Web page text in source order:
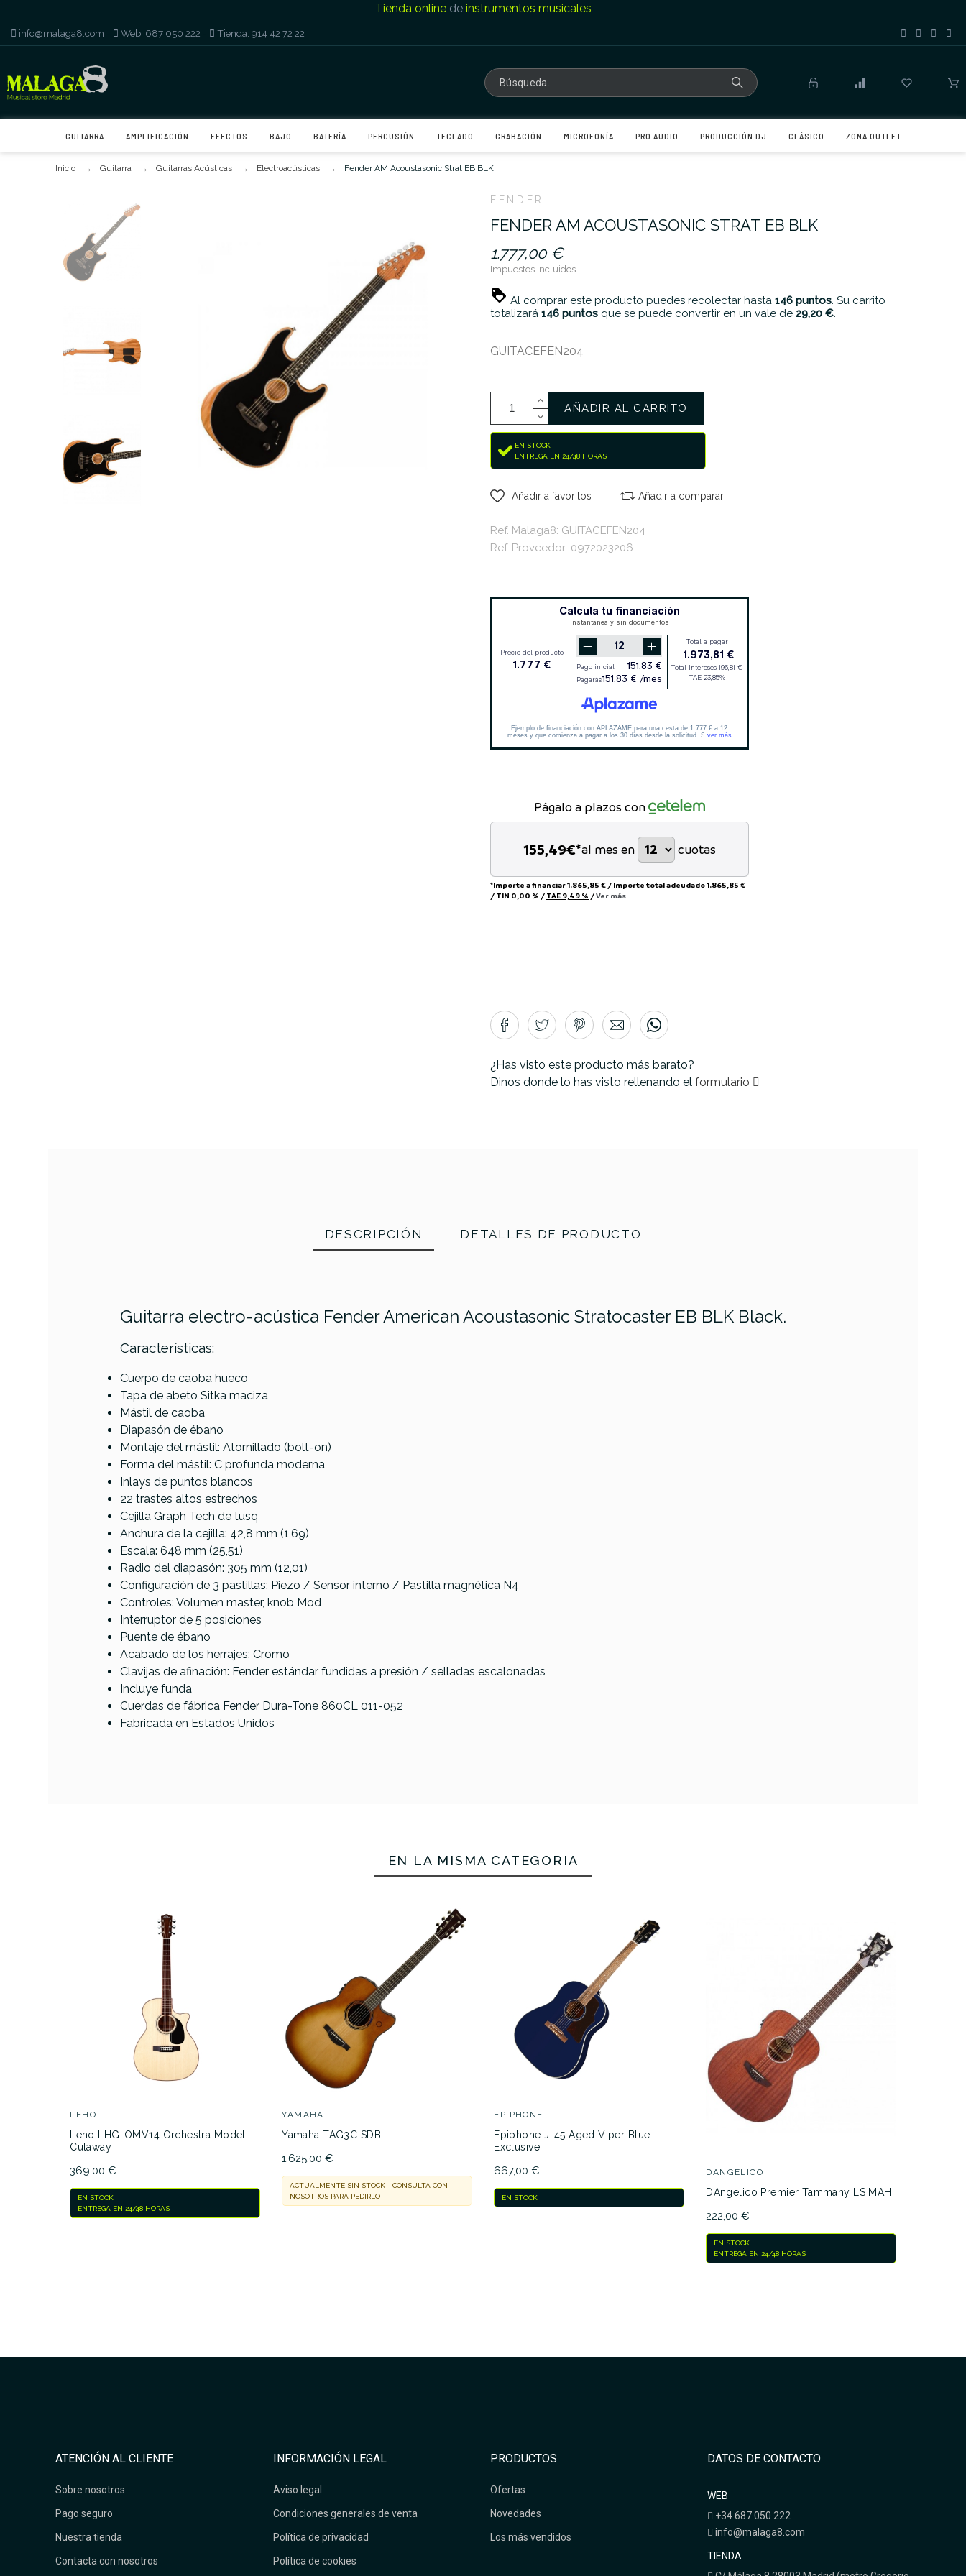
Tienda onlinede instrumentos musicales
info@malaga8.com Web: 687 050 222 Tienda: 914 42 72 22
GUITARRA AMPLIFICACIÓN EFECTOS BAJO BATERÍA PERCUSIÓN TECLADO GRABACIÓN MICROFONÍA PRO AUDIO PRODUCCIÓN DJ CLÁSICO ZONA OUTLET
Inicio Guitarra Guitarras Acústicas Electroacústicas Fender AM Acoustasonic Strat EB BLK
FENDER
FENDER AM ACOUSTASONIC STRAT EB BLK
1.777,00 €
Impuestos incluidos
Al comprar este producto puedes recolectar hasta 146 puntos. Su carrito
totalizará 146 puntos que se puede convertir en un vale de 29,20 €.
GUITACEFEN204
AÑADIR AL CARRITO
EN STOCK
ENTREGA EN 24/48 HORAS
Añadir a favoritos Añadir a comparar
Ref. Malaga8: GUITACEFEN204
Ref. Proveedor: 0972023206
Págalo a plazos con
155,49€*al mes en cuotas
*Importe a financiar1.865,85 € / Importe total adeudado1.865,85 €
/ TIN 0,00 % / TAE 9,49 % /Ver más
¿Has visto este producto más barato?
Dinos donde lo has visto rellenando el formulario
DESCRIPCIÓN DETALLES DE PRODUCTO
Guitarra electro-acústica Fender American Acoustasonic Stratocaster EB BLK Black.
Características:
Cuerpo de caoba hueco
Tapa de abeto Sitka maciza
Mástil de caoba
Diapasón de ébano
Montaje del mástil: Atornillado (bolt-on)
Forma del mástil: C profunda moderna
Inlays de puntos blancos
22 trastes altos estrechos
Cejilla Graph Tech de tusq
Anchura de la cejilla: 42,8 mm (1,69)
Escala: 648 mm (25,51)
Radio del diapasón: 305 mm (12,01)
Configuración de 3 pastillas: Piezo / Sensor interno / Pastilla magnética N4
Controles: Volumen master, knob Mod
Interruptor de 5 posiciones
Puente de ébano
Acabado de los herrajes: Cromo
Clavijas de afinación: Fender estándar fundidas a presión / selladas escalonadas
Incluye funda
Cuerdas de fábrica Fender Dura-Tone 860CL 011-052
Fabricada en Estados Unidos
Referencia GUITACEFEN204
Forma Del Cuerpo
EN LA MISMA CATEGORÍA
LEHO
Leho LHG-OMV14 Orchestra Model
Cutaway
369,00 €
EN STOCK
ENTREGA EN 24/48 HORAS
YAMAHA
Yamaha TAG3C SDB
1.625,00 €
ACTUALMENTE SIN STOCK - CONSULTA CON
NOSOTROS PARA PEDIRLO
EPIPHONE
Epiphone J-45 Aged Viper Blue
Exclusive
667,00 €
EN STOCK
DANGELICO
DAngelico Premier Tammany LS MAH
222,00 €
EN STOCK
ENTREGA EN 24/48 HORAS
ATENCIÓN AL CLIENTE
Sobre nosotros
Pago seguro
Nuestra tienda
Contacta con nosotros
INFORMACIÓN LEGAL
Aviso legal
Condiciones generales de venta
Política de privacidad
Política de cookies
PRODUCTOS
Ofertas
Novedades
Los más vendidos
DATOS DE CONTACTO
WEB
+34 687 050 222
info@malaga8.com
TIENDA